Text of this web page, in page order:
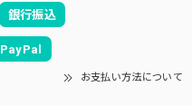
銀行振込
PayPal
お支払い方法について